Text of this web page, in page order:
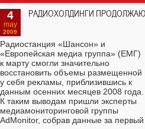
4
may
2009
РАДИОХОЛДИНГИ
Радиостанция «Шансон» и
«Европейская медиа группа» (ЕМГ)
к марту смогли значительно
восстановить объемы размещенной
у себя рекламы, приблизившись к
данным осенних месяцев 2008 года.
К таким выводам пришли эксперты
медиамониторинговой группы
AdMonitor, собрав данные за первый